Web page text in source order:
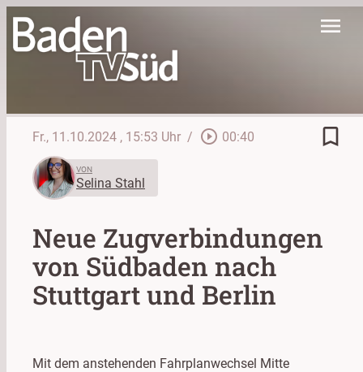
menu
Fr., 11.10.2024 , 15:53 Uhr / play_circle_outline 00:40 bookmark_border
VON
Selina Stahl
Neue Zugverbindungen
von Südbaden nach
Stuttgart und Berlin
Mit dem anstehenden Fahrplanwechsel Mitte